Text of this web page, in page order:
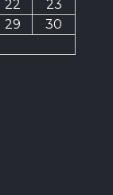
22
23
29
30